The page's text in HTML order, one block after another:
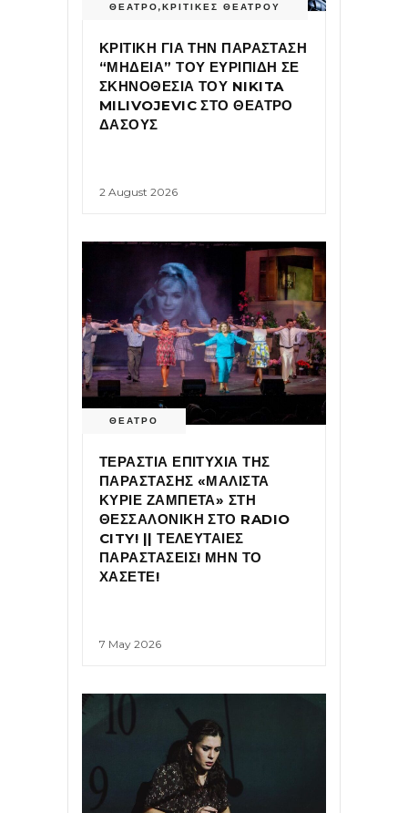
ΘΕΑΤΡΟ,ΚΡΙΤΙΚΕΣ ΘΕΑΤΡΟΥ
ΚΡΙΤΙΚΗ ΓΙΑ ΤΗΝ ΠΑΡΑΣΤΑΣΗ
“ΜΗΔΕΙΑ” ΤΟΥ ΕΥΡΙΠΙΔΗ ΣΕ
ΣΚΗΝΟΘΕΣΙΑ ΤΟΥ NIKITA
MILIVOJEVIC ΣΤΟ ΘΕΑΤΡΟ
ΔΑΣΟΥΣ
2 August 2026
ΘΕΑΤΡΟ
ΤΕΡΑΣΤΙΑ ΕΠΙΤΥΧΙΑ ΤΗΣ
ΠΑΡΑΣΤΑΣΗΣ «ΜΑΛΙΣΤΑ
ΚΥΡΙΕ ΖΑΜΠΕΤΑ» ΣΤΗ
ΘΕΣΣΑΛΟΝΙΚΗ ΣΤΟ RADIO
CITY! || ΤΕΛΕΥΤΑΙΕΣ
ΠΑΡΑΣΤΑΣΕΙΣ! ΜΗΝ ΤΟ
ΧΑΣΕΤΕ!
7 May 2026